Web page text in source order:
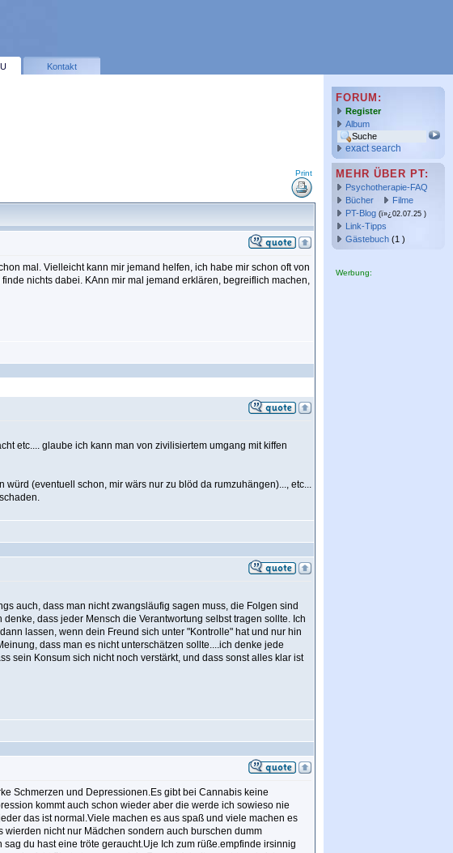
Kontakt
FORUM:
Register
Album
exact search
MEHR ÜBER PT:
Psychotherapie-FAQ
Bücher
Filme
PT-Blog (ï»¿02.07.25 )
Link-Tipps
Gästebuch (1 )
Werbung:
Print
mal. Vielleicht kann mir jemand helfen, ich habe mir schon oft von
nichts dabei. KAnn mir mal jemand erklären, begreiflich machen,
etc.... glaube ich kann man von zivilisiertem umgang mit kiffen
(eventuell schon, mir wärs nur zu blöd da rumzuhängen)..., etc...
auch, dass man nicht zwangsläufig sagen muss, die Folgen sind
dass jeder Mensch die Verantwortung selbst tragen sollte. Ich
lassen, wenn dein Freund sich unter "Kontrolle" hat und nur hin
dass man es nicht unterschätzen sollte....ich denke jede
sein Konsum sich nicht noch verstärkt, und dass sonst alles klar ist
Schmerzen und Depressionen.Es gibt bei Cannabis keine
kommt auch schon wieder aber die werde ich sowieso nie
das ist normal.Viele machen es aus spaß und viele machen es
nicht nur Mädchen sondern auch burschen dumm
du hast eine tröte geraucht.Uje Ich zum rüße.empfinde irsinnig